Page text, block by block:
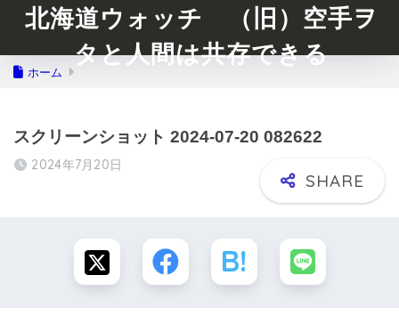
北海道ウォッチ （旧）空手ヲ
タと人間は共存できる
ホーム
スクリーンショット 2024-07-20 082622
2024年7月20日